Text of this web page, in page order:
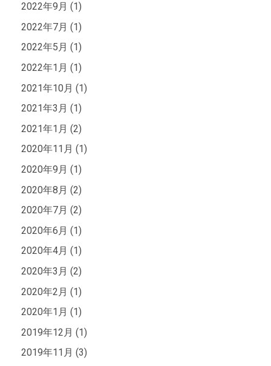
2022年9月 (1)
2022年7月 (1)
2022年5月 (1)
2022年1月 (1)
2021年10月 (1)
2021年3月 (1)
2021年1月 (2)
2020年11月 (1)
2020年9月 (1)
2020年8月 (2)
2020年7月 (2)
2020年6月 (1)
2020年4月 (1)
2020年3月 (2)
2020年2月 (1)
2020年1月 (1)
2019年12月 (1)
2019年11月 (3)